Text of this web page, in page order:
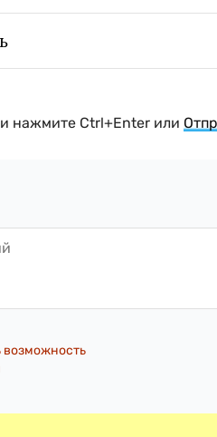
нажмите Ctrl+Enter или
возможность